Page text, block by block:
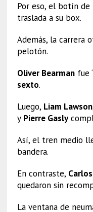
Por eso, el botín de
traslada a su box.
Además, la carrera
pelotón.
Oliver Bearmanfue
sexto.
Luego, Liam Lawson
y Pierre Gasly
Así, el tren medio
bandera.
En contraste,
quedaron sin
La ventana de